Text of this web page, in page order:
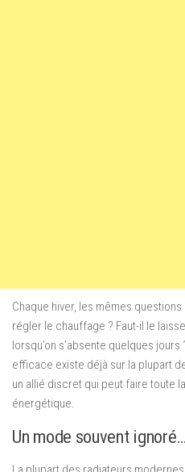
Chaque hiver, les mêmes
régler le chauffage ? Faut-il le
lorsqu’on s’absente quelques
efficace existe déjà sur la plupart
un allié discret qui peut faire toute
énergétique.
Un mode souvent